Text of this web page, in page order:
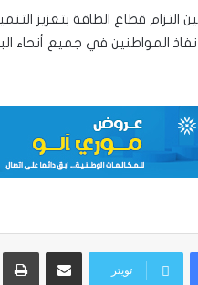
التزام قطاع الطاقة بتعزيز
المواطنين في جميع أنحاء
تويتر
مشاركة عبر البريد